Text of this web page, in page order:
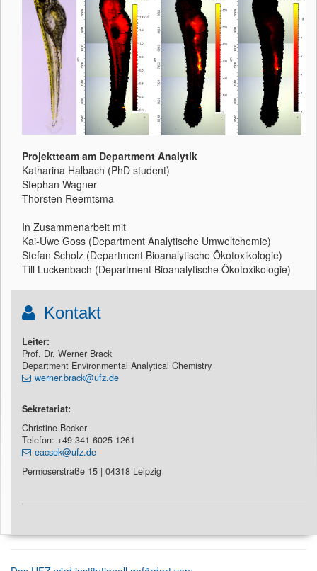
Projektteam am Department Analytik
Katharina Halbach (PhD student)
Stephan Wagner
Thorsten Reemtsma
In Zusammenarbeit mit
Kai-Uwe Goss (Department Analytische Umweltchemie)
Stefan Scholz (Department Bioanalytische Ökotoxikologie)
Till Luckenbach (Department Bioanalytische Ökotoxikologie)
Kontakt
Leiter:
Prof. Dr. Werner Brack
Department Environmental Analytical Chemistry
werner.brack@ufz.de
Sekretariat:
Christine Becker
Telefon: +49 341 6025-1261
eacsek@ufz.de
Permoserstraße 15 | 04318 Leipzig